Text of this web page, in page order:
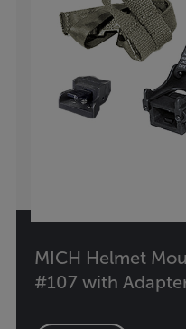
MICH Helmet
#107 with